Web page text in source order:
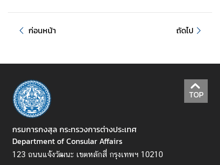
ต
บ
บ
ฟ
อ
ร์
ม
ก่อนหน้า ถัดไป
TOP
กรมการกงสุล กระทรวงการต่างประเทศ
Department of Consular Affairs
123 ถนนแจ้งวัฒนะ เขตหลักสี่ กรุงเทพฯ 10210